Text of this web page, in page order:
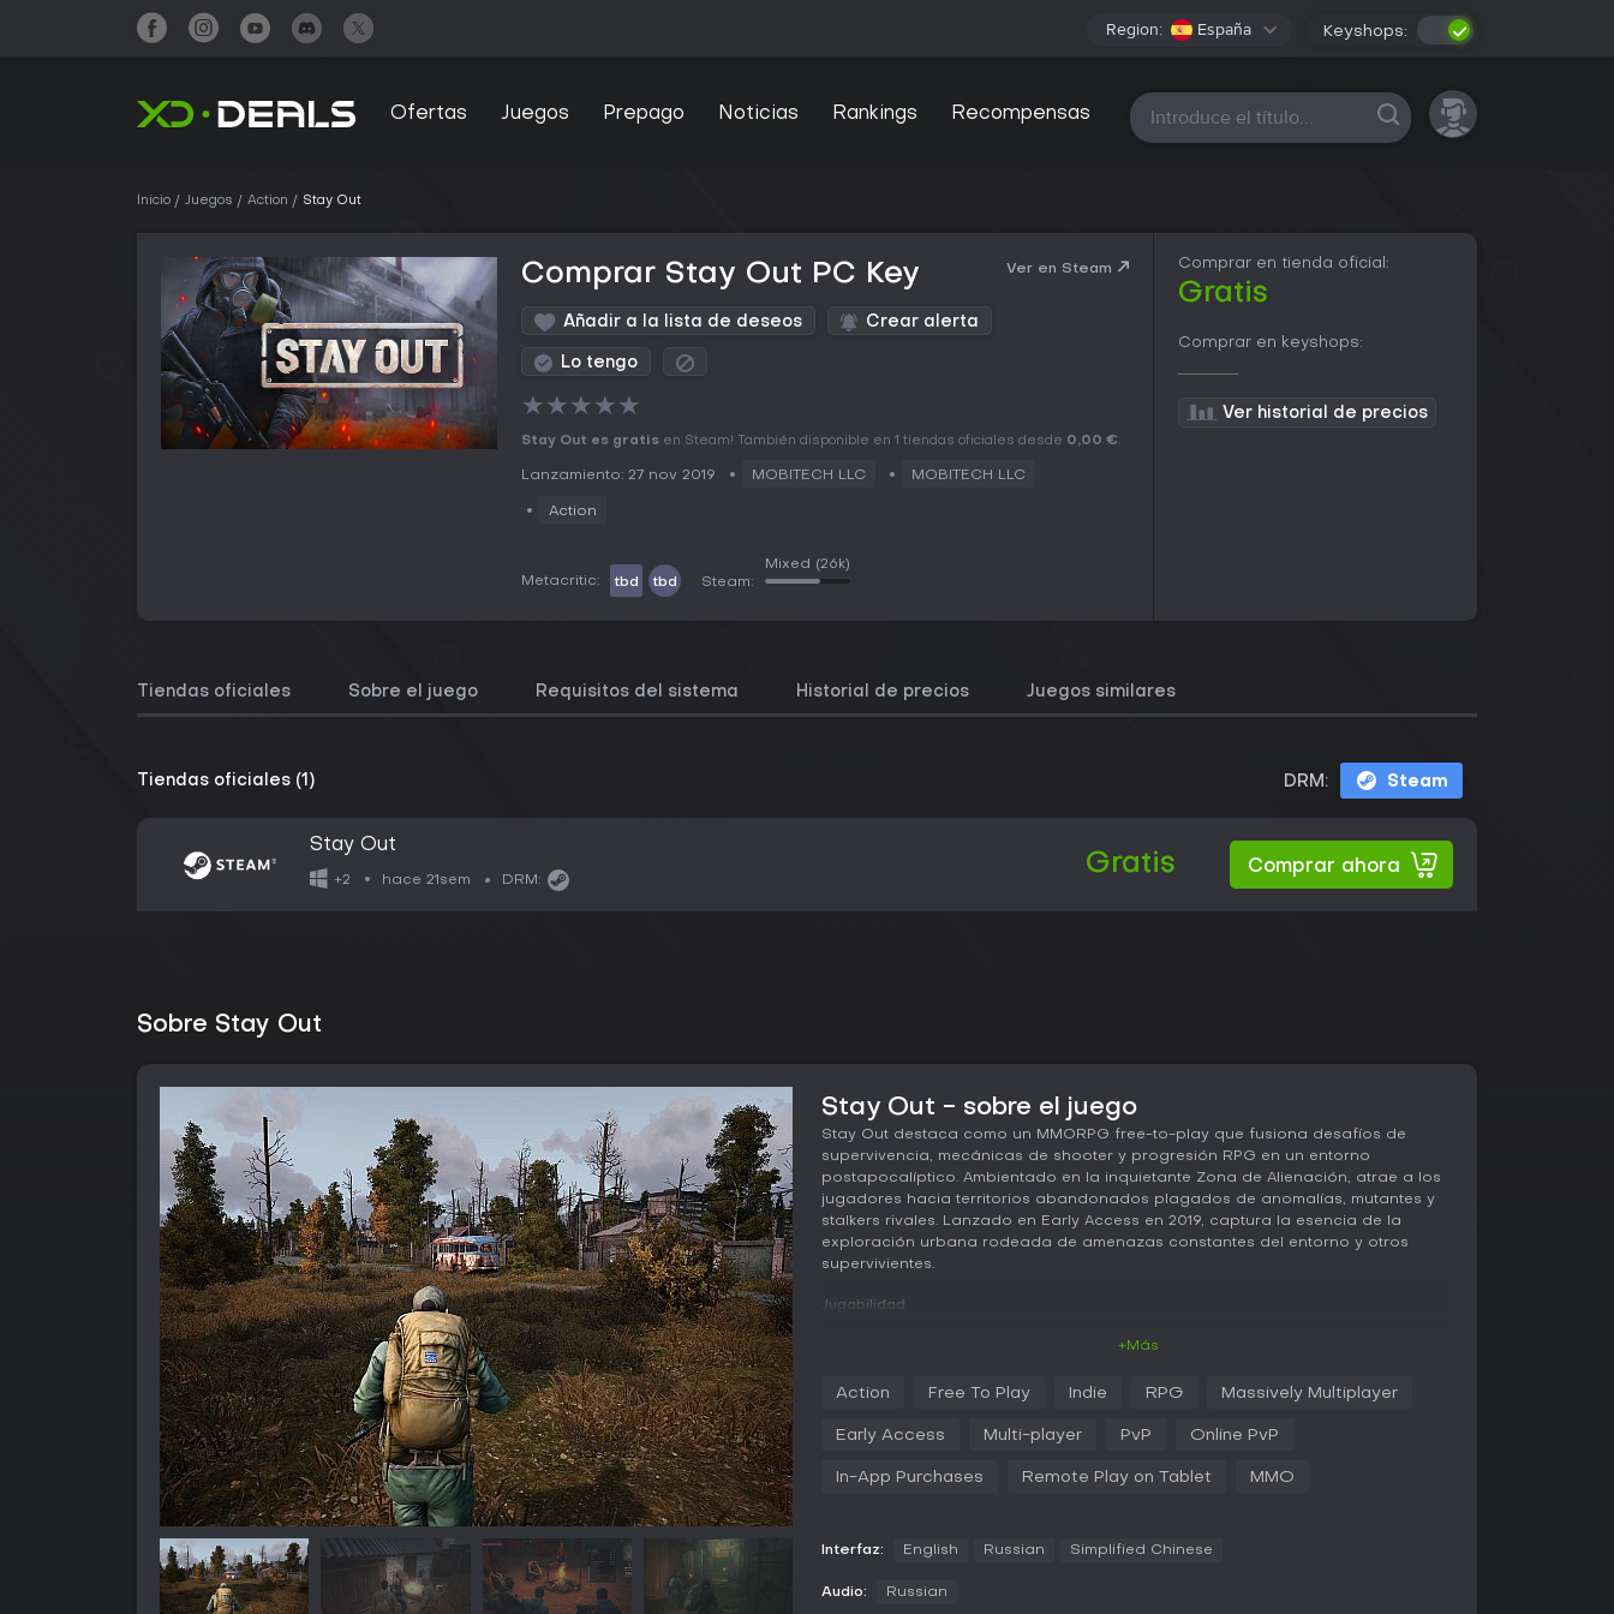
Region: España Keyshops:
Ofertas Juegos Prepago Noticias Rankings Recompensas Todas las plataformas
Inicio Juegos Action Stay Out
Comprar Stay Out PC Key Ver en Steam
Añadir a la lista de deseos Crear alerta
Lo tengo
★★★★★
Stay Out es gratis en Steam! También disponible en 1 tiendas oficiales desde 0,00 €.
Lanzamiento: 27 nov 2019 MOBITECH LLC MOBITECH LLC
Action
Metacritic: tbd tbd Steam:
Mixed (26k)
Comprar en tienda oficial:
Gratis
Comprar en keyshops:
Ver historial de precios
Tiendas oficiales Sobre el juego Requisitos del sistema Historial de precios Juegos similares
Tiendas oficiales (1) DRM: Steam
Stay Out
+2 hace 21sem DRM:
Gratis Comprar ahora
Sobre Stay Out
Stay Out - sobre el juego
Stay Out destaca como un MMORPG free-to-play que fusiona desafíos de
supervivencia, mecánicas de shooter y progresión RPG en un entorno
postapocalíptico. Ambientado en la inquietante Zona de Alienación, atrae a los
jugadores hacia territorios abandonados plagados de anomalías, mutantes y
stalkers rivales. Lanzado en Early Access en 2019, captura la esencia de la
exploración urbana rodeada de amenazas constantes del entorno y otros
supervivientes.
Jugabilidad
la zona en busca de recursos, enfrentándose a anomalías que distorsionan la
surgidos de fenómenos misteriosos, además de choques con otros jugadores
resulta imprescindible contra las amenazas ambientales. La construcción de
refugios para defenderlos de invasiones de criaturas o jugadores rivales. La
+Más
Action Free To Play Indie RPG Massively Multiplayer
Early Access Multi-player PvP Online PvP
In-App Purchases Remote Play on Tablet MMO
Interfaz: English Russian Simplified Chinese
Audio: Russian